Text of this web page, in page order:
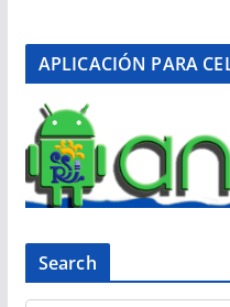
APLICACIÓN PARA
Search